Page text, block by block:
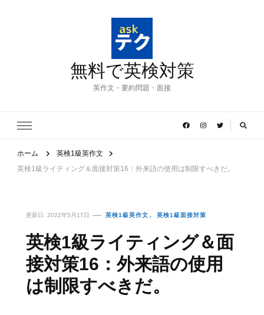
無料で英検対策
英作文・要約問題・面接
ホーム
英検1級英作文
英検1級ライティング＆面接対策16：外来語の使用は制限すべきだ。
更新日: 2022年5月17日 英検1級英作文 英検1級面接対策
英検1級ライティング＆面
接対策16：外来語の使用
は制限すべきだ。